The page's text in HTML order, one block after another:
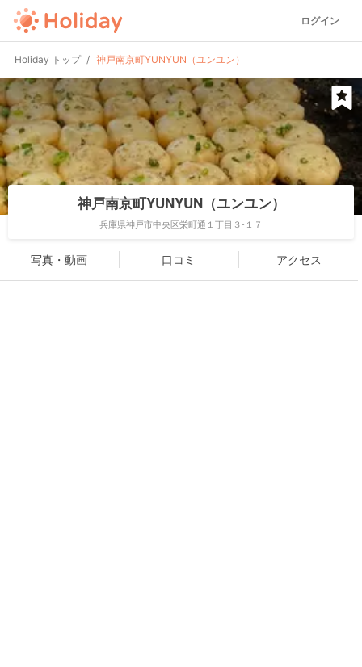
ログイン
Holiday トップ 神戸南京町YUNYUN（ユンユン）
神戸南京町YUNYUN（ユンユン）
兵庫県神戸市中央区栄町通１丁目３-１７
写真・動画 口コミ アクセス